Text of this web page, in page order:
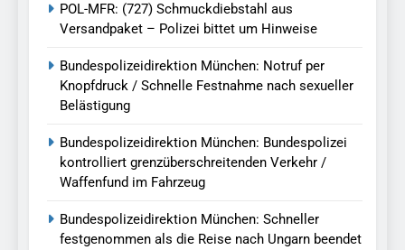
POL-MFR: (727) Schmuckdiebstahl aus
Versandpaket – Polizei bittet um Hinweise
Bundespolizeidirektion München: Notruf per
Knopfdruck / Schnelle Festnahme nach sexueller
Belästigung
Bundespolizeidirektion München: Bundespolizei
kontrolliert grenzüberschreitenden Verkehr /
Waffenfund im Fahrzeug
Bundespolizeidirektion München: Schneller
festgenommen als die Reise nach Ungarn beendet